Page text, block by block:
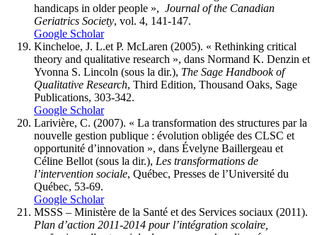
handicaps in older people », Journal of the Canadian
Geriatrics Society, vol. 4, 141-147.
Google Scholar
Kincheloe, J. L.et P. McLaren (2005). « Rethinking critical
theory and qualitative research », dans Normand K. Denzin et
Yvonna S. Lincoln (sous la dir.), The Sage Handbook of
Qualitative Research, Third Edition, Thousand Oaks, Sage
Publications, 303-342.
Google Scholar
Larivière, C. (2007). « La transformation des structures par la
nouvelle gestion publique : évolution obligée des CLSC et
opportunité d’innovation », dans Évelyne Baillergeau et
Céline Bellot (sous la dir.), Les transformations de
l’intervention sociale, Québec, Presses de l’Université du
Québec, 53-69.
Google Scholar
MSSS – Ministère de la Santé et des Services sociaux (2011).
Plan d’action 2011-2014 pour l’intégration scolaire,